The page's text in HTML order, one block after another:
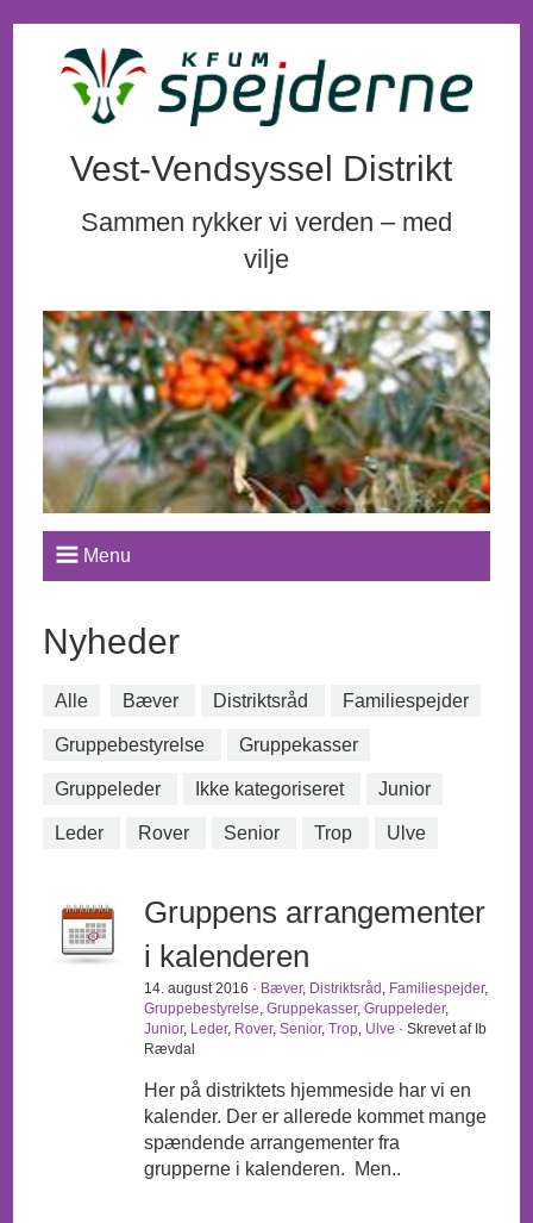
Vest-Vendsyssel Distrikt
Sammen rykker vi verden – med
vilje
Menu
Nyheder
Alle Bæver Distriktsråd Familiespejder
Gruppebestyrelse Gruppekasser
Gruppeleder Ikke kategoriseret Junior
Leder Rover Senior Trop Ulve
Gruppens arrangementer
i kalenderen
14. august 2016 · Bæver, Distriktsråd , Familiespejder,
Gruppebestyrelse,Gruppekasser,Gruppeleder,
Junior, Leder, Rover,Senior,Trop, Ulve · Skrevet af Ib
Rævdal
Her på distriktets hjemmeside har vi en
kalender. Der er allerede kommet mange
spændende arrangementer fra
grupperne i kalenderen. Men..